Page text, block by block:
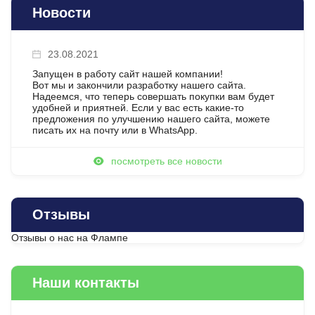
Новости
23.08.2021
Запущен в работу сайт нашей компании!
Вот мы и закончили разработку нашего сайта.
Надеемся, что теперь совершать покупки вам будет
удобней и приятней. Если у вас есть какие-то
предложения по улучшению нашего сайта, можете
писать их на почту или в WhatsApp.
посмотреть все новости
Отзывы
Отзывы о нас на Флампе
Наши контакты